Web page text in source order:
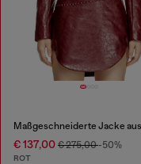
€ 137,00 € 275,00-50%
ROT